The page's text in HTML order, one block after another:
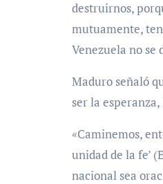
destruirnos,
mutuamente,
Venezuela no se
Maduro señaló
ser la
«Caminemos,
unidad de la fe’
nacional sea